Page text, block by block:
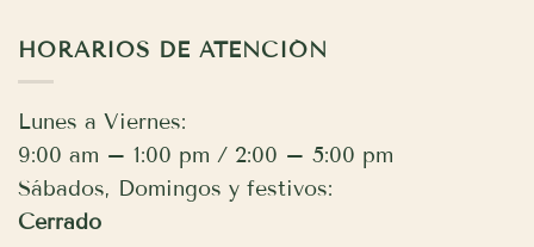
HORARIOS DE ATENCIÓN
Lunes a Viernes:
9:00 am – 1:00 pm / 2:00 – 5:00 pm
Sábados, Domingos y festivos:
Cerrado